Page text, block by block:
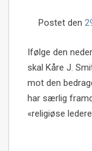
Postet den
Ifølge den
skal Kåre J.
mot den
har særlig
«religiøse